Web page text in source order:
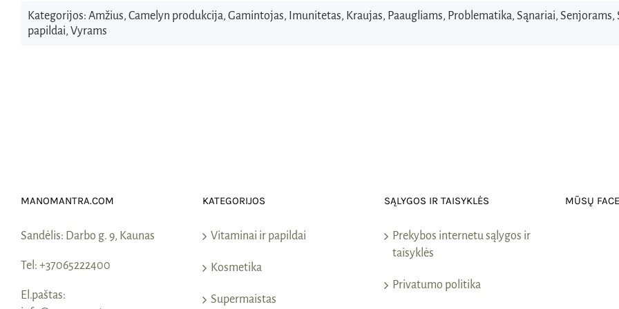
Kategorijos: Amžius, Camelyn produkcija, Gamintojas, Imunitetas, Kraujas, Paaugliams, Problematika, Sąnariai, Senjorams,
papildai, Vyrams
MANOMANTRA.COM
Sandėlis: Darbo g. 9, Kaunas
Tel: +37065222400
El.paštas:
KATEGORIJOS
Vitaminai ir papildai
Kosmetika
Supermaistas
SĄLYGOS IR TAISYKLĖS
Prekybos internetu sąlygos ir
taisyklės
Privatumo politika
MŪSŲ